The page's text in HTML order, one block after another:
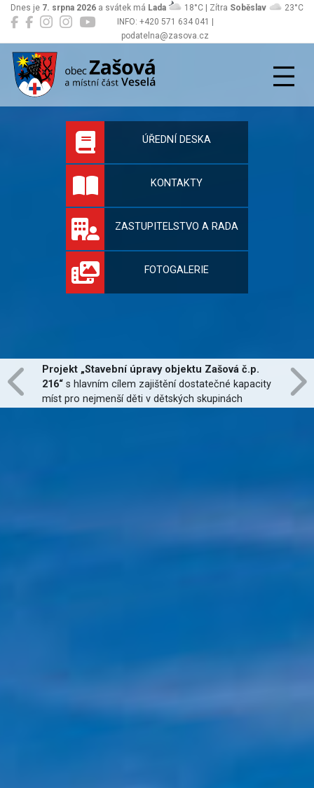
INFO: +420 571 634 041 |
podatelna@zasova.cz
Dnes je 7. srpna 2026 a svátek má Lada 18°C | Zítra Soběslav 23°C
Zašová
Oficiální stránky
ÚŘEDNÍ DESKA
KONTAKTY
ZASTUPITELSTVO A RADA
FOTOGALERIE
Projekt „Stavební úpravy objektu Zašová č.p.
216“ s hlavním cílem zajištění dostatečné kapacity
míst pro nejmenší děti v dětských skupinách